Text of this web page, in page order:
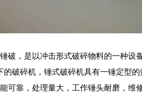
破，是以冲击形式破碎物料的一种设
的破碎机，锤式破碎机具有一锤定型
可靠，处理量大，工作锤头耐磨，维